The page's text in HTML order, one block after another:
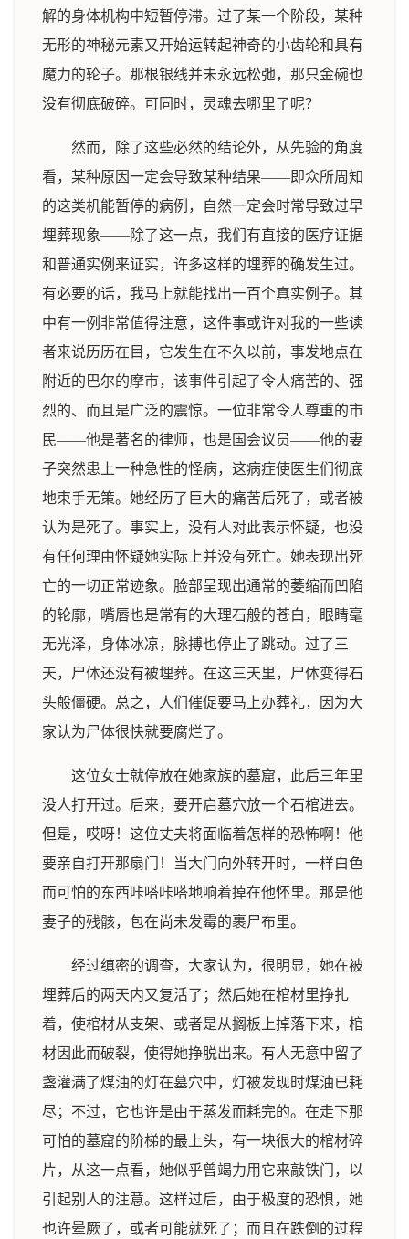
解的身体机构中短暂停滞。过了某一个阶段，某种
无形的神秘元素又开始运转起神奇的小齿轮和具有
魔力的轮子。那根银线并未永远松弛，那只金碗也
没有彻底破碎。可同时，灵魂去哪里了呢？
然而，除了这些必然的结论外，从先验的角度
看，某种原因一定会导致某种结果——即众所周知
的这类机能暂停的病例，自然一定会时常导致过早
埋葬现象——除了这一点，我们有直接的医疗证据
和普通实例来证实，许多这样的埋葬的确发生过。
有必要的话，我马上就能找出一百个真实例子。其
中有一例非常值得注意，这件事或许对我的一些读
者来说历历在目，它发生在不久以前，事发地点在
附近的巴尔的摩市，该事件引起了令人痛苦的、强
烈的、而且是广泛的震惊。一位非常令人尊重的市
民——他是著名的律师，也是国会议员——他的妻
子突然患上一种急性的怪病，这病症使医生们彻底
地束手无策。她经历了巨大的痛苦后死了，或者被
认为是死了。事实上，没有人对此表示怀疑，也没
有任何理由怀疑她实际上并没有死亡。她表现出死
亡的一切正常迹象。脸部呈现出通常的萎缩而凹陷
的轮廓，嘴唇也是常有的大理石般的苍白，眼睛毫
无光泽，身体冰凉，脉搏也停止了跳动。过了三
天，尸体还没有被埋葬。在这三天里，尸体变得石
头般僵硬。总之，人们催促要马上办葬礼，因为大
家认为尸体很快就要腐烂了。
这位女士就停放在她家族的墓窟，此后三年里
没人打开过。后来，要开启墓穴放一个石棺进去。
但是，哎呀！这位丈夫将面临着怎样的恐怖啊！他
要亲自打开那扇门！当大门向外转开时，一样白色
而可怕的东西咔嗒咔嗒地响着掉在他怀里。那是他
妻子的残骸，包在尚未发霉的裹尸布里。
经过缜密的调查，大家认为，很明显，她在被
埋葬后的两天内又复活了；然后她在棺材里挣扎
着，使棺材从支架、或者是从搁板上掉落下来，棺
材因此而破裂，使得她挣脱出来。有人无意中留了
盏灌满了煤油的灯在墓穴中，灯被发现时煤油已耗
尽；不过，它也许是由于蒸发而耗完的。在走下那
可怕的墓窟的阶梯的最上头，有一块很大的棺材碎
片，从这一点看，她似乎曾竭力用它来敲铁门，以
引起别人的注意。这样过后，由于极度的恐惧，她
也许晕厥了，或者可能就死了；而且在跌倒的过程